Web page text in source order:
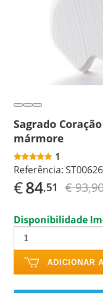
Sagrado
mármore
1
Referência:
€84,51 €
Disponibilidade
ADICIONAR